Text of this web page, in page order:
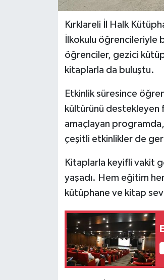
Kırklareli İl Halk
İlkokulu öğrencileriyle
öğrenciler, gezici
kitaplarla da buluştu.
Etkinlik süresince
kültürünü destekleyen
amaçlayan
çeşitli etkinlikler de
Kitaplarla keyifli vakit
yaşadı. Hem eğitim
kütüphane ve kitap